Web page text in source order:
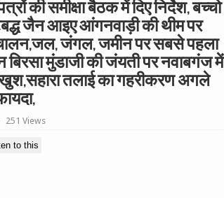
की समीक्षा बैठक में दिए निर्देश, बच्चो
जैन आइए आंगनवाड़ी की थीम पर
जंगल, जमीन पर सबसे पहला
बिरसा मुंडाजी की जंयती पर नवाबगंज में
तलाई का गहरीकरण अगले
251 Views
to this